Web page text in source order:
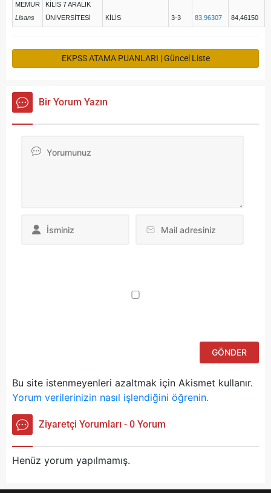
MEMUR
Lisans
KİLİS 7 ARALIK
ÜNİVERSİTESİ
KİLİS 3-3 83,96307 84,46150
EKPSS ATAMA PUANLARI | Güncel Liste
Bir Yorum Yazın
Bu site istenmeyenleri azaltmak için Akismet kullanır.
Yorum verilerinizin nasıl işlendiğini öğrenin.
Ziyaretçi Yorumları - 0 Yorum
Henüz yorum yapılmamış.